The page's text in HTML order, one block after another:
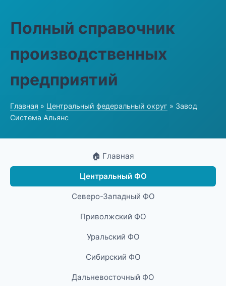
Полный справочник
производственных
предприятий
Главная » Центральный федеральный округ » Завод
Система Альянс
🏠 Главная
Центральный ФО
Северо-Западный ФО
Приволжский ФО
Уральский ФО
Сибирский ФО
Дальневосточный ФО